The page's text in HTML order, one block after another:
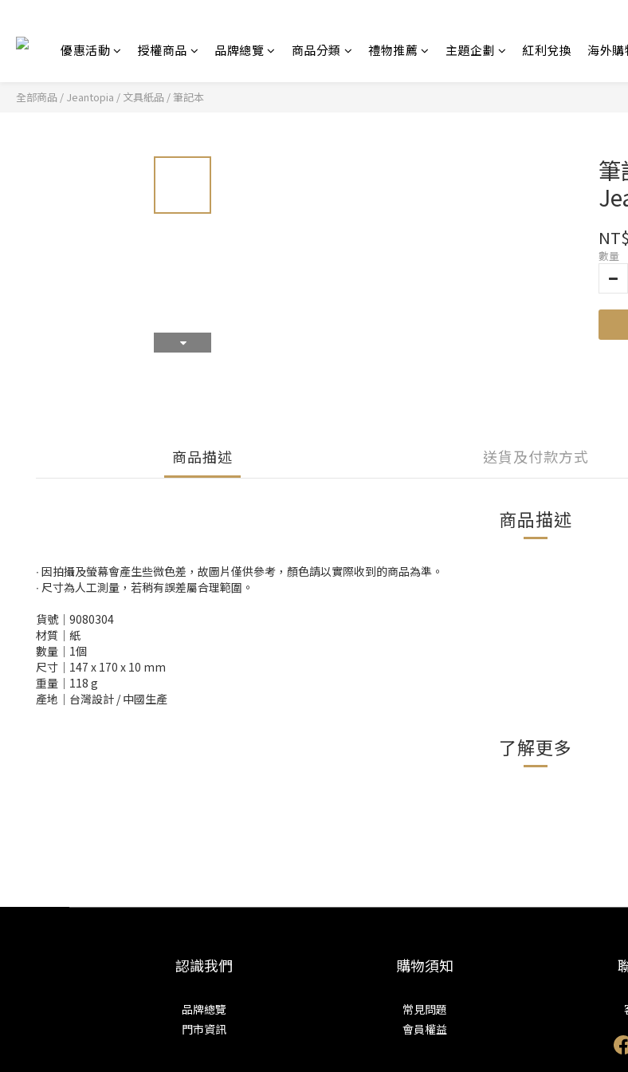
優惠活動 授權商品 品牌總覽 商品分類 禮物推薦 主題企劃 紅利兌換 海外購
全部商品 / Jeantopia / 文具紙品 /筆記本
筆
數量
商品描述 送貨及付款方式
商品描述
∙ 因拍攝及螢幕會產生些微色差，故圖片僅供參考，顏色請以實際收到的商品為準。
∙ 尺寸為人工測量，若稍有誤差屬合理範圍。
貨號│9080304
材質│紙
數量│1個
尺寸│147 x 170 x 10 mm
重量│118 g
產地│台灣設計 / 中國生產
了解更多
認識我們
品牌總覽
門市資訊
購物須知
常見問題
會員權益